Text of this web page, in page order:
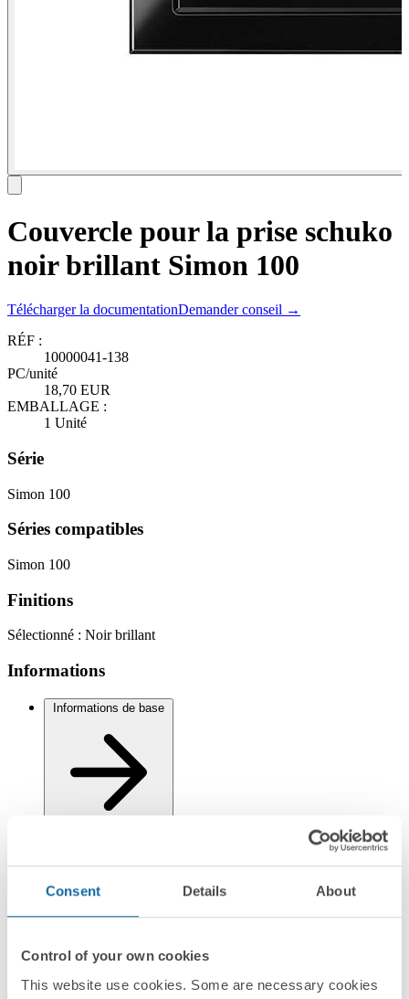
Consent Details About
Control of your own cookies
This website use cookies. Some are necessary cookies
Couvercle pour la prise schuko
noir brillant Simon 100
Télécharger la documentationDemander conseil →
RÉF :
10000041-138
PC/unité
18,70 EUR
EMBALLAGE :
1 Unité
Série
Simon 100
Séries compatibles
Simon 100
Finitions
Sélectionné : Noir brillant
Informations